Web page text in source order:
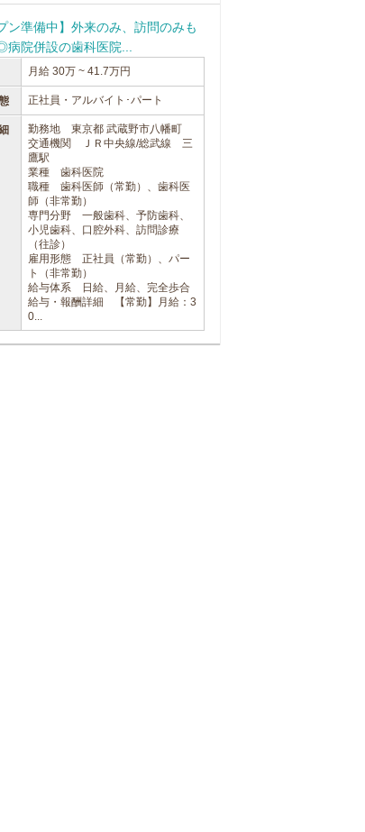
ン準備中】外来のみ、訪問のみも
病院併設の歯科医院...
月給 30万 ~ 41.7万円
正社員・アルバイト･パート
勤務地 東京都 武蔵野市八幡町
交通機関 ＪＲ中央線/総武線 三
鷹駅
業種 歯科医院
職種 歯科医師（常勤）、歯科医
師（非常勤）
専門分野 一般歯科、予防歯科、
小児歯科、口腔外科、訪問診療
（往診）
雇用形態 正社員（常勤）、パー
ト（非常勤）
給与体系 日給、月給、完全歩合
給与・報酬詳細 【常勤】月給：3
0...